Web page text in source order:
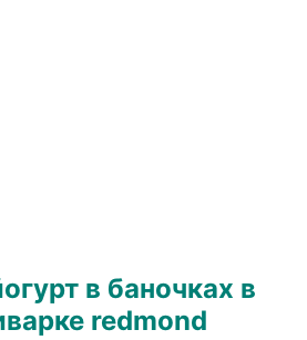
в баночках в
redmond